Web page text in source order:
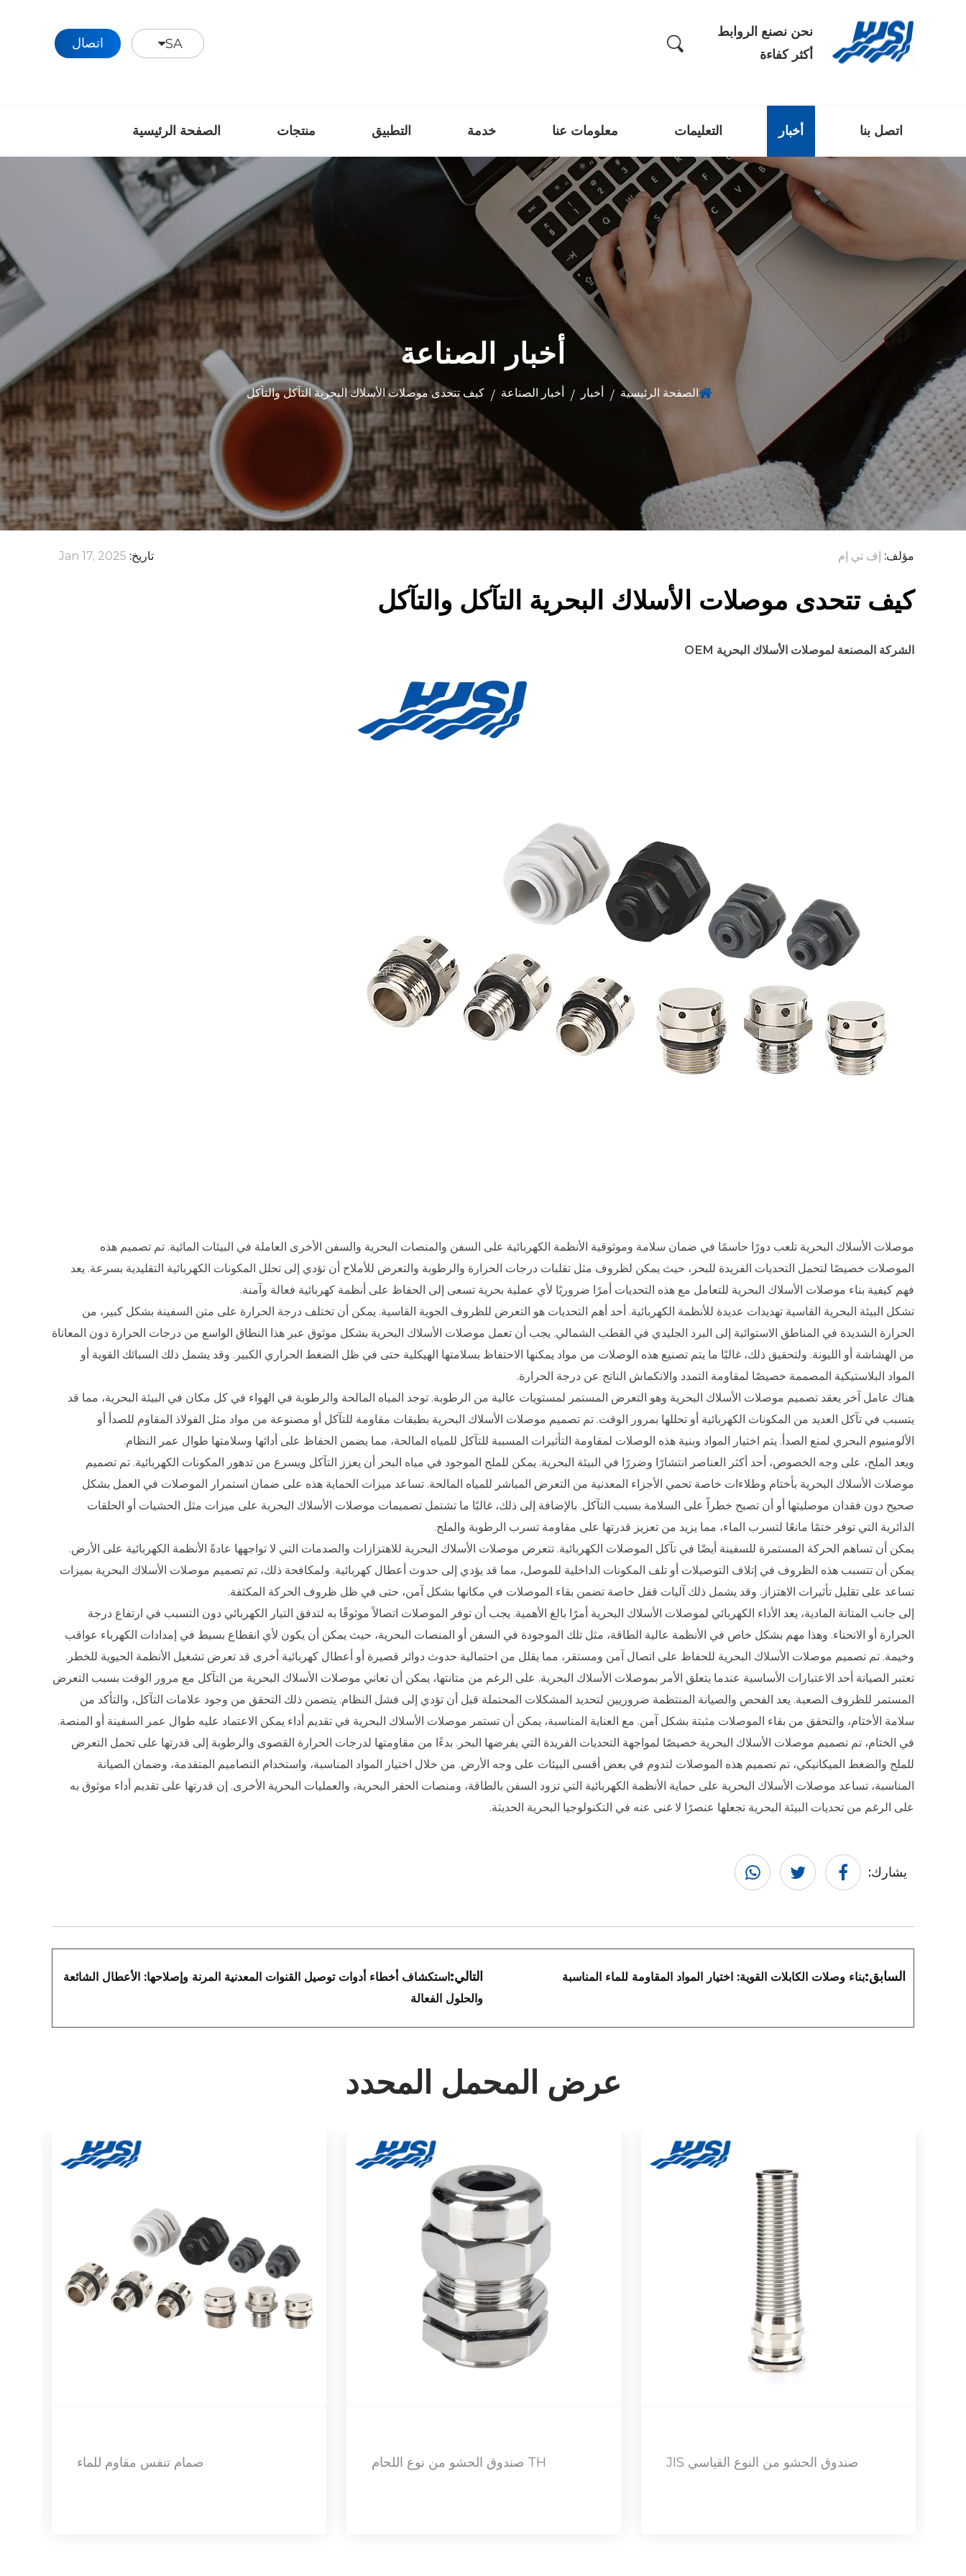
نحن نصنع الروابط
أكثر كفاءة
SA اتصال
الصفحة الرئيسية منتجات التطبيق خدمة معلومات عنا التعليمات أخبار اتصل بنا
أخبار الصناعة
الصفحة الرئيسية / أخبار / أخبار الصناعة / كيف تتحدى موصلات الأسلاك البحرية التآكل والتآكل
مؤلف: إف تي إم تاريخ: Jan 17, 2025
كيف تتحدى موصلات الأسلاك البحرية التآكل والتآكل
الشركة المصنعة لموصلات الأسلاك البحرية OEM
موصلات الأسلاك البحرية تلعب دورًا حاسمًا في ضمان سلامة وموثوقية الأنظمة الكهربائية على السفن والمنصات البحرية والسفن الأخرى العاملة في البيئات المائية. تم تصميم هذه
الموصلات خصيصًا لتحمل التحديات الفريدة للبحر، حيث يمكن لظروف مثل تقلبات درجات الحرارة والرطوبة والتعرض للأملاح أن تؤدي إلى تحلل المكونات الكهربائية التقليدية بسرعة. يعد
فهم كيفية بناء موصلات الأسلاك البحرية للتعامل مع هذه التحديات أمرًا ضروريًا لأي عملية بحرية تسعى إلى الحفاظ على أنظمة كهربائية فعالة وآمنة.
تشكل البيئة البحرية القاسية تهديدات عديدة للأنظمة الكهربائية. أحد أهم التحديات هو التعرض للظروف الجوية القاسية. يمكن أن تختلف درجة الحرارة على متن السفينة بشكل كبير، من
الحرارة الشديدة في المناطق الاستوائية إلى البرد الجليدي في القطب الشمالي. يجب أن تعمل موصلات الأسلاك البحرية بشكل موثوق عبر هذا النطاق الواسع من درجات الحرارة دون المعاناة
من الهشاشة أو الليونة. ولتحقيق ذلك، غالبًا ما يتم تصنيع هذه الوصلات من مواد يمكنها الاحتفاظ بسلامتها الهيكلية حتى في ظل الضغط الحراري الكبير. وقد يشمل ذلك السبائك القوية أو
المواد البلاستيكية المصممة خصيصًا لمقاومة التمدد والانكماش الناتج عن درجة الحرارة.
هناك عامل آخر يعقد تصميم موصلات الأسلاك البحرية وهو التعرض المستمر لمستويات عالية من الرطوبة. توجد المياه المالحة والرطوبة في الهواء في كل مكان في البيئة البحرية، مما قد
يتسبب في تآكل العديد من المكونات الكهربائية أو تحللها بمرور الوقت. تم تصميم موصلات الأسلاك البحرية بطبقات مقاومة للتآكل أو مصنوعة من مواد مثل الفولاذ المقاوم للصدأ أو
الألومنيوم البحري لمنع الصدأ. يتم اختيار المواد وبنية هذه الوصلات لمقاومة التأثيرات المسببة للتآكل للمياه المالحة، مما يضمن الحفاظ على أدائها وسلامتها طوال عمر النظام.
ويعد الملح، على وجه الخصوص، أحد أكثر العناصر انتشارًا وضررًا في البيئة البحرية. يمكن للملح الموجود في مياه البحر أن يعزز التآكل ويسرع من تدهور المكونات الكهربائية. تم تصميم
موصلات الأسلاك البحرية بأختام وطلاءات خاصة تحمي الأجزاء المعدنية من التعرض المباشر للمياه المالحة. تساعد ميزات الحماية هذه على ضمان استمرار الموصلات في العمل بشكل
صحيح دون فقدان موصليتها أو أن تصبح خطراً على السلامة بسبب التآكل. بالإضافة إلى ذلك، غالبًا ما تشتمل تصميمات موصلات الأسلاك البحرية على ميزات مثل الحشيات أو الحلقات
الدائرية التي توفر ختمًا مانعًا لتسرب الماء، مما يزيد من تعزيز قدرتها على مقاومة تسرب الرطوبة والملح.
يمكن أن تساهم الحركة المستمرة للسفينة أيضًا في تآكل الموصلات الكهربائية. تتعرض موصلات الأسلاك البحرية للاهتزازات والصدمات التي لا تواجهها عادةً الأنظمة الكهربائية على الأرض.
يمكن أن تتسبب هذه الظروف في إتلاف التوصيلات أو تلف المكونات الداخلية للموصل، مما قد يؤدي إلى حدوث أعطال كهربائية. ولمكافحة ذلك، تم تصميم موصلات الأسلاك البحرية بميزات
تساعد على تقليل تأثيرات الاهتزاز. وقد يشمل ذلك آليات قفل خاصة تضمن بقاء الموصلات في مكانها بشكل آمن، حتى في ظل ظروف الحركة المكثفة.
إلى جانب المتانة المادية، يعد الأداء الكهربائي لموصلات الأسلاك البحرية أمرًا بالغ الأهمية. يجب أن توفر الموصلات اتصالاً موثوقًا به لتدفق التيار الكهربائي دون التسبب في ارتفاع درجة
الحرارة أو الانحناء. وهذا مهم بشكل خاص في الأنظمة عالية الطاقة، مثل تلك الموجودة في السفن أو المنصات البحرية، حيث يمكن أن يكون لأي انقطاع بسيط في إمدادات الكهرباء عواقب
وخيمة. تم تصميم موصلات الأسلاك البحرية للحفاظ على اتصال آمن ومستقر، مما يقلل من احتمالية حدوث دوائر قصيرة أو أعطال كهربائية أخرى قد تعرض تشغيل الأنظمة الحيوية للخطر.
تعتبر الصيانة أحد الاعتبارات الأساسية عندما يتعلق الأمر بموصلات الأسلاك البحرية. على الرغم من متانتها، يمكن أن تعاني موصلات الأسلاك البحرية من التآكل مع مرور الوقت بسبب التعرض
المستمر للظروف الصعبة. يعد الفحص والصيانة المنتظمة ضروريين لتحديد المشكلات المحتملة قبل أن تؤدي إلى فشل النظام. يتضمن ذلك التحقق من وجود علامات التآكل، والتأكد من
سلامة الأختام، والتحقق من بقاء الموصلات مثبتة بشكل آمن. مع العناية المناسبة، يمكن أن تستمر موصلات الأسلاك البحرية في تقديم أداء يمكن الاعتماد عليه طوال عمر السفينة أو المنصة.
في الختام، تم تصميم موصلات الأسلاك البحرية خصيصًا لمواجهة التحديات الفريدة التي يفرضها البحر. بدءًا من مقاومتها لدرجات الحرارة القصوى والرطوبة إلى قدرتها على تحمل التعرض
للملح والضغط الميكانيكي، تم تصميم هذه الموصلات لتدوم في بعض أقسى البيئات على وجه الأرض. من خلال اختيار المواد المناسبة، واستخدام التصاميم المتقدمة، وضمان الصيانة
المناسبة، تساعد موصلات الأسلاك البحرية على حماية الأنظمة الكهربائية التي تزود السفن بالطاقة، ومنصات الحفر البحرية، والعمليات البحرية الأخرى. إن قدرتها على تقديم أداء موثوق به
على الرغم من تحديات البيئة البحرية تجعلها عنصرًا لا غنى عنه في التكنولوجيا البحرية الحديثة.
يشارك:
السابق:بناء وصلات الكابلات القوية: اختيار المواد المقاومة للماء المناسبة التالي: استكشاف أخطاء أدوات توصيل القنوات المعدنية المرنة وإصلاحها: الأعطال الشائعة
والحلول الفعالة
عرض المحمل المحدد
JIS صندوق الحشو من النوع القياسي DPJ-الجانب وصلة خرطوم بلاستيكي